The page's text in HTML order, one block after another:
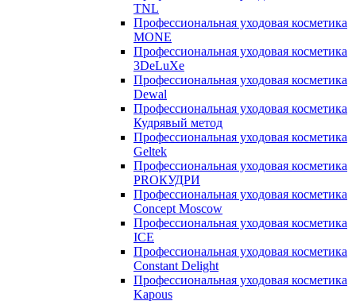
TNL
Профессиональная уходовая косметика
MONE
Профессиональная уходовая косметика
3DeLuXe
Профессиональная уходовая косметика
Dewal
Профессиональная уходовая косметика
Кудрявый метод
Профессиональная уходовая косметика
Geltek
Профессиональная уходовая косметика
PROКУДРИ
Профессиональная уходовая косметика
Concept Moscow
Профессиональная уходовая косметика
ICE
Профессиональная уходовая косметика
Constant Delight
Профессиональная уходовая косметика
Kapous